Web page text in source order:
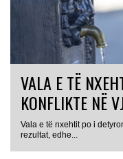
VALA E TË
KONFLIKTE NË
Vala e të nxehtit po i
rezultat, edhe...